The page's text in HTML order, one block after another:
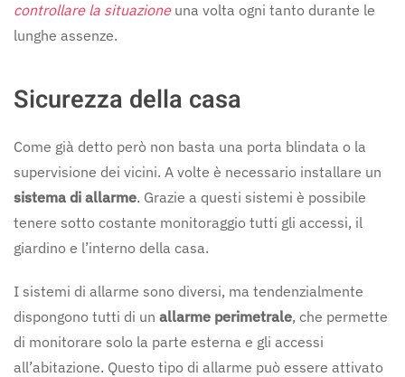
controllare la situazioneuna volta ogni tanto durante le
lunghe assenze.
Sicurezza della casa
Come già detto però non basta una porta blindata o la
supervisione dei vicini. A volte è necessario installare un
sistema di allarme. Grazie a questi sistemi è possibile
tenere sotto costante monitoraggio tutti gli accessi, il
giardino e l’interno della casa.
I sistemi di allarme sono diversi, ma tendenzialmente
dispongono tutti di un allarme perimetrale, che permette
di monitorare solo la parte esterna e gli accessi
all’abitazione. Questo tipo di allarme può essere attivato